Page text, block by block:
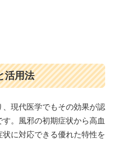
活用法
現代医学でもその効果が認
。風邪の初期症状から高血
に対応できる優れた特性を